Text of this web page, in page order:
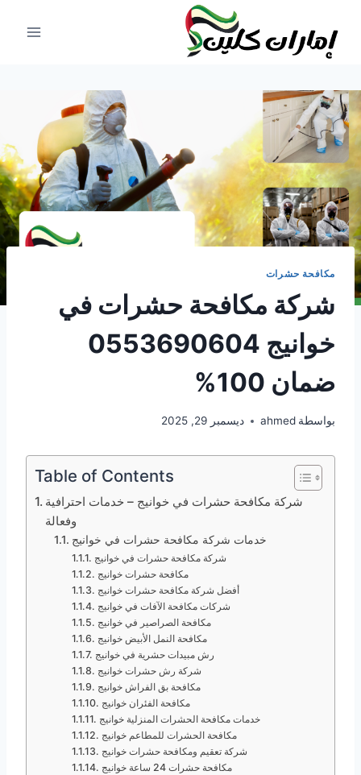
المحتوى
مكافحة حشرات
شركة مكافحة حشرات في
خوانيج 0553690604
ضمان 100%
بواسطة ahmed ديسمبر 29, 2025
Table of Contents
شركة مكافحة حشرات في خوانيج – خدمات احترافية
وفعالة
خدمات شركة مكافحة حشرات في خوانيج
شركة مكافحة حشرات في خوانيج
مكافحة حشرات خوانيج
أفضل شركة مكافحة حشرات خوانيج
شركات مكافحة الآفات في خوانيج
مكافحة الصراصير في خوانيج
مكافحة النمل الأبيض خوانيج
رش مبيدات حشرية في خوانيج
شركة رش حشرات خوانيج
مكافحة بق الفراش خوانيج
مكافحة الفئران خوانيج
خدمات مكافحة الحشرات المنزلية خوانيج
مكافحة الحشرات للمطاعم خوانيج
شركة تعقيم ومكافحة حشرات خوانيج
مكافحة حشرات 24 ساعة خوانيج